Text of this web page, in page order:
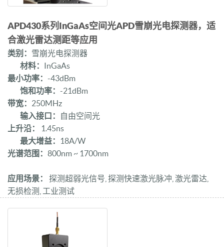
APD430系列InGaAs空间光APD雪崩光电探测器，适
合激光雷达测距等应用
类别： 雪崩光电探测器
材料： InGaAs
最小功率： -43dBm
饱和功率： -21dBm
带宽： 250MHz
输入接口：
自由空间光
上升沿：
1.45ns
最大增益： 18A/W
光谱范围： 800nm ~ 1700nm
应用场景：
探测超弱光信号, 探测快速激光脉冲, 激光雷达,
无损检测, 工业测试